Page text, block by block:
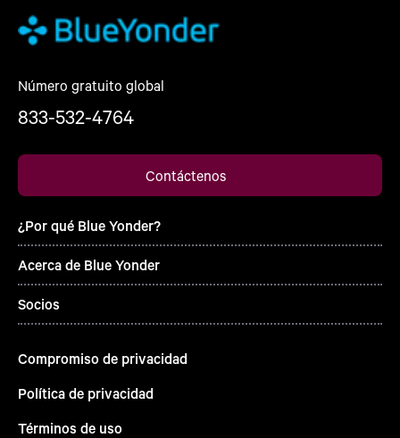
Número gratuito global
833-532-4764
Contáctenos
¿Por qué Blue Yonder?
Acerca de Blue Yonder
Socios
Compromiso de privacidad
Política de privacidad
Términos de uso